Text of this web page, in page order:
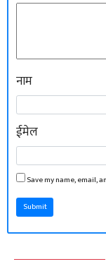
नाम
ईमेल
Save my name, email,
Submit